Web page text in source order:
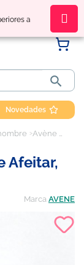
a
compras

Novedades
Avène Hombre Espuma de Afeitar, 200 ml
Afeitar,
Marca AVENE